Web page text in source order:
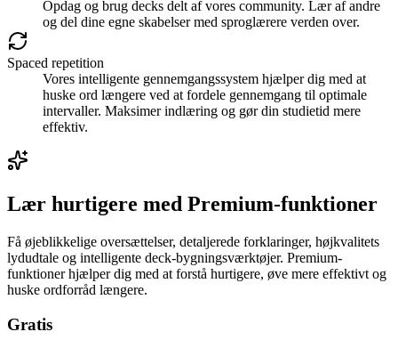
Opdag og brug decks delt af vores community. Lær af andre
og del dine egne skabelser med sproglærere verden over.
Spaced repetition
Vores intelligente gennemgangssystem hjælper dig med at
huske ord længere ved at fordele gennemgang til optimale
intervaller. Maksimer indlæring og gør din studietid mere
effektiv.
Lær hurtigere med Premium-funktioner
Få øjeblikkelige oversættelser, detaljerede forklaringer, højkvalitets
lydudtale og intelligente deck-bygningsværktøjer. Premium-
funktioner hjælper dig med at forstå hurtigere, øve mere effektivt og
huske ordforråd længere.
Gratis